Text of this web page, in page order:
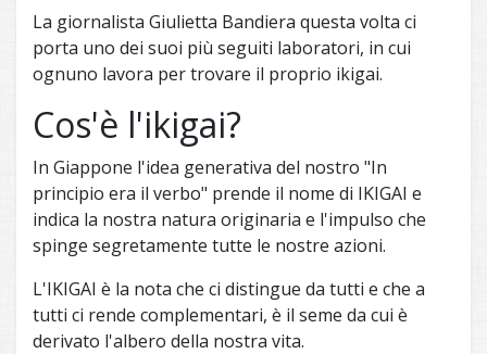
La giornalista Giulietta Bandiera questa volta ci
porta uno dei suoi più seguiti laboratori, in cui
ognuno lavora per trovare il proprio ikigai.
Cos'è l'ikigai?
In Giappone l'idea generativa del nostro "In
principio era il verbo" prende il nome di IKIGAI e
indica la nostra natura originaria e l'impulso che
spinge segretamente tutte le nostre azioni.
L'IKIGAI è la nota che ci distingue da tutti e che a
tutti ci rende complementari, è il seme da cui è
derivato l'albero della nostra vita.